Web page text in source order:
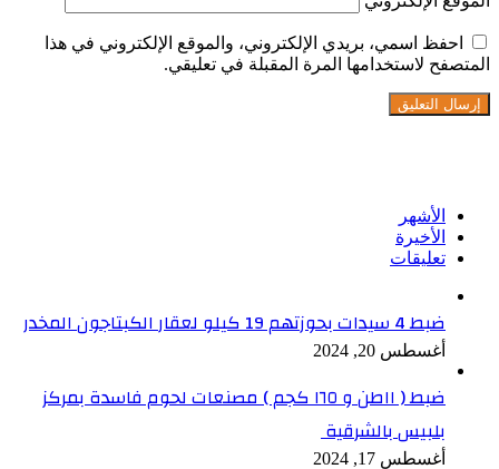
احفظ اسمي، بريدي الإلكتروني، والموقع الإلكتروني في هذا
المتصفح لاستخدامها المرة المقبلة في تعليقي.
الأشهر
الأخيرة
تعليقات
ضبط 4 سيدات بحوزتهم 19 كيلو لعقار الكبتاجون المخدر
أغسطس 20, 2024
ضبط ( ١١طن و ١٦٥ كجم ) مصنعات لحوم فاسدة بمركز
بلبيس بالشرقية
أغسطس 17, 2024